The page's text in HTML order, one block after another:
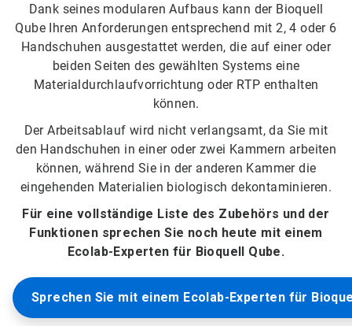
Dank seines modularen Aufbaus kann der Bioquell
Qube Ihren Anforderungen entsprechend mit 2, 4 oder 6
Handschuhen ausgestattet werden, die auf einer oder
beiden Seiten des gewählten Systems eine
Materialdurchlaufvorrichtung oder RTP enthalten
können.
Der Arbeitsablauf wird nicht verlangsamt, da Sie mit
den Handschuhen in einer oder zwei Kammern arbeiten
können, während Sie in der anderen Kammer die
eingehenden Materialien biologisch dekontaminieren.
Für eine vollständige Liste des Zubehörs und der
Funktionen sprechen Sie noch heute mit einem
Ecolab-Experten für Bioquell Qube.
Sprechen Sie mit einem Ecolab-Experten für